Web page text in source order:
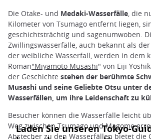
Die Otake- und Medaki-Wasserfälle , die
Kilometer von Tsumago entfernt liegen,
geschichtsträchtig und sagenumwoben.
Zwillingswasserfälle, auch bekannt als
der weibliche Wasserfall, werden in dem
Roman"Miyamoto Musashi" von Eiji
der Geschichte stehen der berühmte
Musashi und seine Geliebte Otsu unter
Wasserfällen, um ihre Leidenschaft zu
Besucher können die Wasserfälle leicht
Weg zwischen Tsumago und Magome
Abstecher zu den Wasserfällen bietet die